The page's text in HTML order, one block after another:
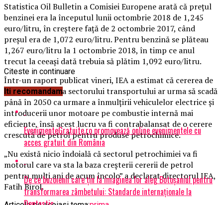
Statistica Oil Bulletin a Comisiei Europene arată că preţul
benzinei era la începutul lunii octombrie 2018 de 1,245
euro/litru, în creştere faţă de 2 octombrie 2017, când
preşul era de 1,072 euro/litru. Pentru benzină se plăteau
1,267 euro/litru la 1 octombrie 2018, în timp ce anul
trecut la ceeaşi dată trebuia să plătim 1,092 euro/litru.
Într-un raport publicat vineri, IEA a estimat că cererea de
petrol din partea sectorului transportului ar urma să scadă
până în 2050 ca urmare a înmulţirii vehiculelor electrice şi
introducerii unor motoare pe combustie internă mai
eficiente, însă acest lucru va fi contrabalansat de o cerere
crescută de petrol pentru produse petrochimice.
„Nu există nicio îndoială că sectorul petrochimiei va fi
motorul care va sta la baza creşterii cererii de petrol
pentru mulţi ani de acum încolo” a declarat directorul IEA,
Fatih Birol.
Citeste in continuare
Iti recomandam
EvenimenteGratuite.ro promovează online evenimentele cu
acces gratuit din România
De ce buzoienii care țin la imaginea lor aleg Botoșaniul pentru
transformarea zâmbetului: Standarde internaționale la